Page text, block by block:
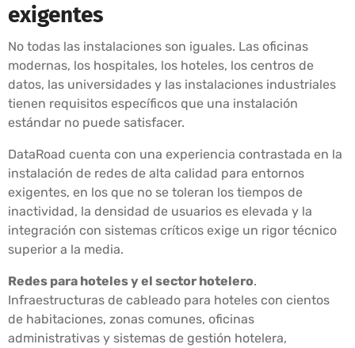
exigentes
No todas las instalaciones son iguales. Las oficinas
modernas, los hospitales, los hoteles, los centros de
datos, las universidades y las instalaciones industriales
tienen requisitos específicos que una instalación
estándar no puede satisfacer.
DataRoad cuenta con una experiencia contrastada en la
instalación de redes de alta calidad para entornos
exigentes, en los que no se toleran los tiempos de
inactividad, la densidad de usuarios es elevada y la
integración con sistemas críticos exige un rigor técnico
superior a la media.
Redes para hoteles y el sector hotelero.
Infraestructuras de cableado para hoteles con cientos
de habitaciones, zonas comunes, oficinas
administrativas y sistemas de gestión hotelera,